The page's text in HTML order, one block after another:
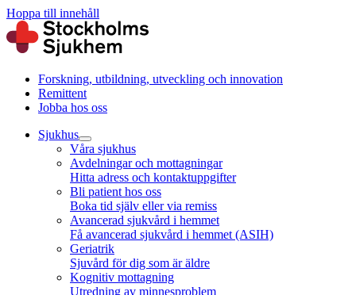
Hoppa till innehåll
Forskning, utbildning, utveckling och innovation
Remittent
Jobba hos oss
Sjukhus
Våra sjukhus
Avdelningar och mottagningar
Hitta adress och kontaktuppgifter
Bli patient hos oss
Boka tid själv eller via remiss
Avancerad sjukvård i hemmet
Få avancerad sjukvård i hemmet (ASIH)
Geriatrik
Sjuvård för dig som är äldre
Kognitiv mottagning
Utredning av minnesproblem